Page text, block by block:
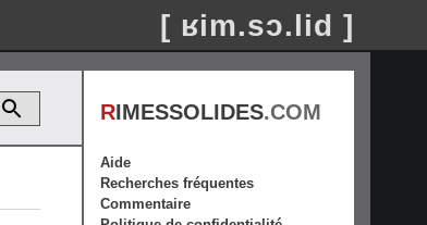
[ ʁim.sɔ.lid ]
RIMESSOLIDES.COM
Aide
Recherches fréquentes
Commentaire